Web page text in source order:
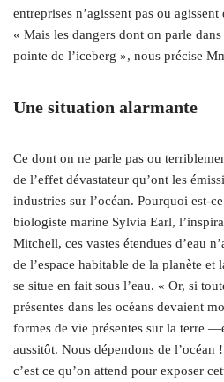
entreprises n’agissent pas ou
« Mais les dangers dont on parle
pointe de l’iceberg », nous précise
Une situation alarmante
Ce dont on ne parle pas ou
de l’effet dévastateur qu’ont les
industries sur l’océan. Pourquoi est-
biologiste marine Sylvia Earl,
Mitchell, ces vastes étendues d’eau
de l’espace habitable de la planète et
se situe en fait sous l’eau. « Or, si
présentes dans les océans devaient
formes de vie présentes sur la terre
aussitôt. Nous dépendons de l’océan
c’est ce qu’on attend pour exposer